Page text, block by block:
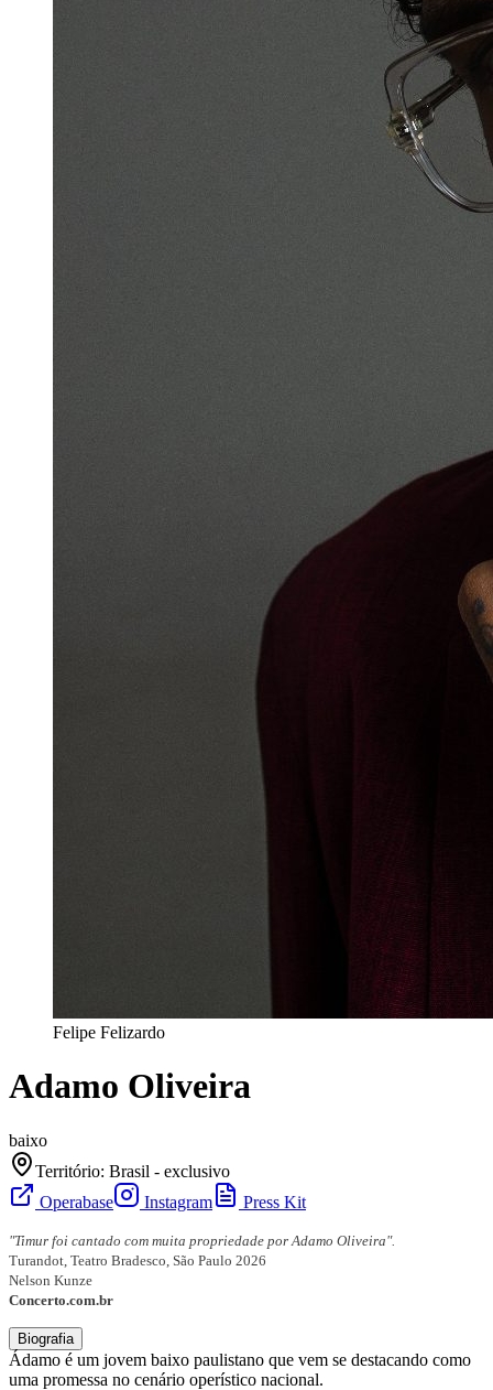
Felipe Felizardo
Adamo Oliveira
baixo
Território: Brasil - exclusivo
Operabase
Instagram Press Kit
"Timur foi cantado com muita propriedade por Adamo Oliveira".
Turandot, Teatro Bradesco, São Paulo 2026
Nelson Kunze
Concerto.com.br
Biografia
Ádamo é um jovem baixo paulistano que vem se destacando como
uma promessa no cenário operístico nacional.